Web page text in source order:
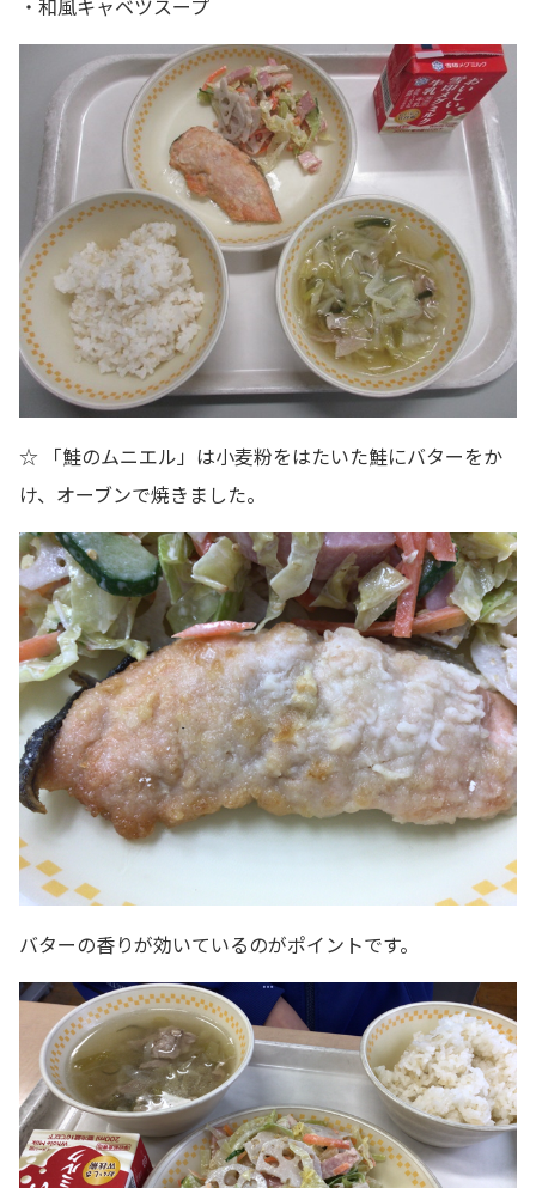
・和風キャベツスープ
☆ 「鮭のムニエル」は小麦粉をはたいた鮭にバターをか
け、オーブンで焼きました。
バターの香りが効いているのがポイントです。